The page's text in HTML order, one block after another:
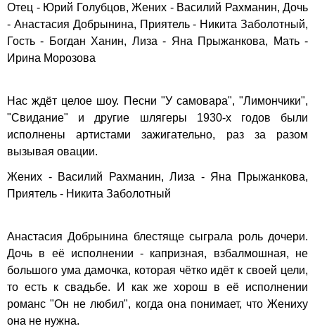
Отец - Юрий Голубцов, Жених - Василий Рахманин, Дочь
- Анастасия Добрынина, Приятель - Никита Заболотный,
Гость - Богдан Ханин, Лиза - Яна Прыжанкова, Мать -
Ирина Морозова
Нас ждёт целое шоу. Песни "У самовара", "Лимончики",
"Свидание" и другие шлягеры 1930-х годов были
исполнены артистами зажигательно, раз за разом
вызывая овации.
Жених - Василий Рахманин, Лиза - Яна Прыжанкова,
Приятель - Никита Заболотный
Анастасия Добрынина блестяще сыграла роль дочери.
Дочь в её исполнении - капризная, взбалмошная, не
большого ума дамочка, которая чётко идёт к своей цели,
то есть к свадьбе. И как же хорош в её исполнении
романс "Он не любил", когда она понимает, что Жениху
она не нужна.